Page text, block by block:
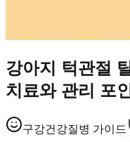
강아지 턱관절
치료와 관리 포
구강건강질병 가이드